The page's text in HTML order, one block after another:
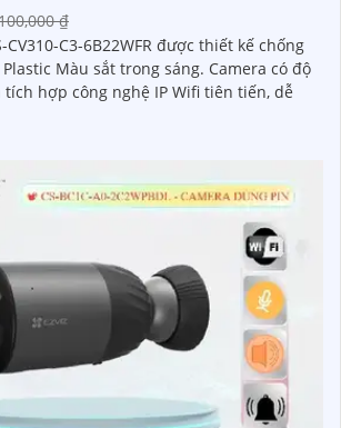
₫
CV310-C3-6B22WFR được thiết kế chống
sắt trong sáng. Camera có độ
tích hợp công nghệ IP Wifi tiên tiến, dễ